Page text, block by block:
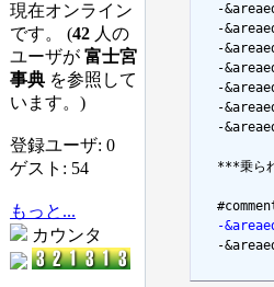
現在オンライン
です。 (42 人の
ユーザが 富士宮
事典 を参照して
います。)
登録ユーザ: 0
ゲスト: 54
もっと...
カウンタ
-
-
-
-
-
-
-
***乗ら
-
-